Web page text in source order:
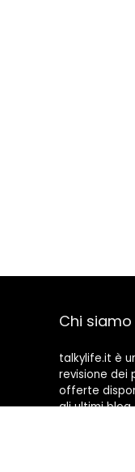
Chi siamo
talkylife.it è
revisione dei
offerte
gli ultimi blog